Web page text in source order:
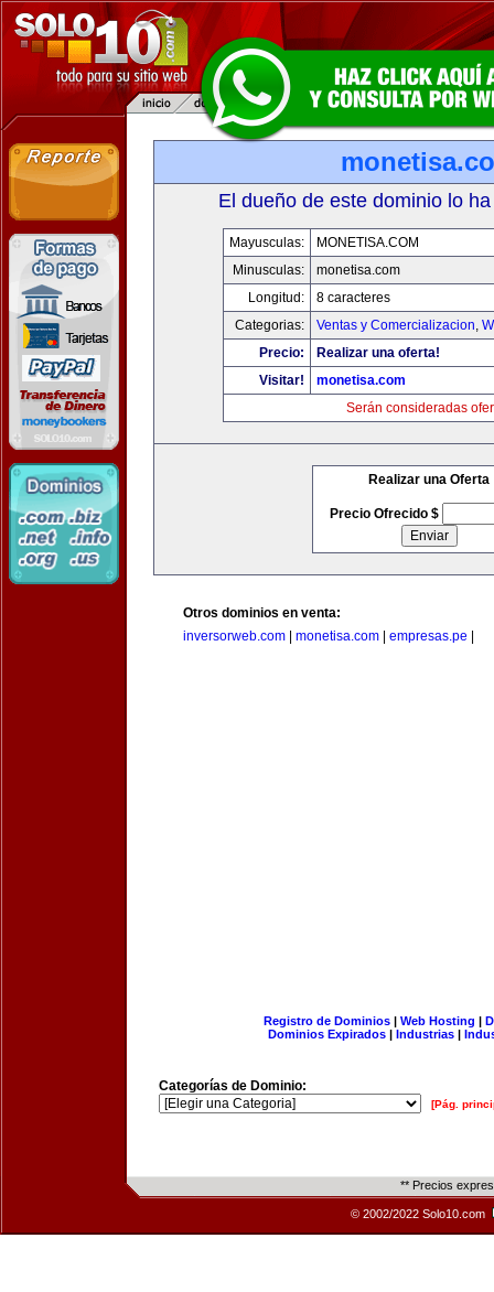
El dueño de este dominio lo
Mayusculas:
MONETISA.COM
Minusculas:
monetisa.com
Longitud:
8 caracteres
Categorias:
Ventas y Comercializacion,
Precio:
Realizar una oferta!
Visitar!
monetisa.com
Serán consideradas
Realizar una Oferta
Precio Ofrecido $
Otros dominios en venta:
inversorweb.com
monetisa.com empresas.pe
Registro de Dominios| Web Hosting |
Dominios Expirados | Industrias |
Categorías de Dominio:
[Pág.
** Precios
© 2002/2022 Solo10.com